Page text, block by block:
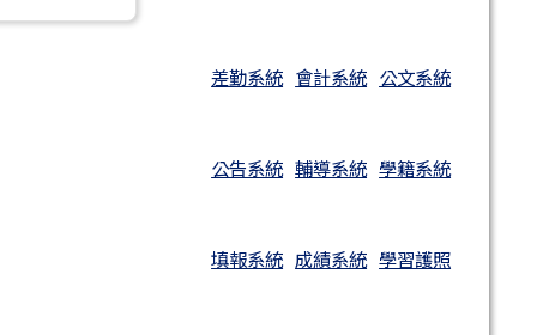
差勤系統 會計系統 公文系統
公告系統 輔導系統 學籍系統
填報系統 成績系統 學習護照